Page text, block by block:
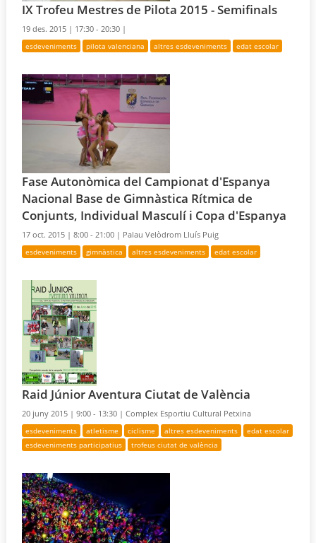
IX Trofeu Mestres de Pilota 2015 - Semifinals
19 des. 2015 | 17:30 - 20:30 |
esdeveniments pilota valenciana altres esdeveniments edat escolar
Fase Autonòmica del Campionat d'Espanya
Nacional Base de Gimnàstica Rítmica de
Conjunts, Individual Masculí i Copa d'Espanya
17 oct. 2015 |8:00 - 21:00 | Palau Velòdrom Lluís Puig
esdeveniments gimnàstica altres esdeveniments edat escolar
Raid Júnior Aventura Ciutat de València
20 juny 2015 |9:00 - 13:30 |Complex Esportiu Cultural Petxina
esdeveniments atletisme ciclisme altres esdeveniments
edat escolar
esdeveniments participatius
trofeus ciutat de valència